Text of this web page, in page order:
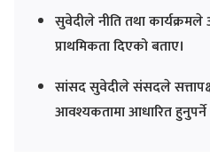
सुवेदीले नीति तथा कार्यक्रमले
प्राथमिकता दिएको बताए।
सांसद सुवेदीले संसदले
आवश्यकतामा आधारित